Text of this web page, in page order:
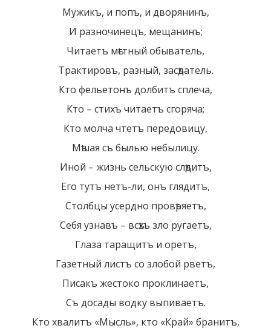
Мужикъ, и попъ, и дворянинъ,
И разночинецъ, мещанинъ;
Читаетъ мѣстный обыватель,
Трактировъ, разный, засѣдатель.
Кто фельетонъ долбитъ сплеча,
Кто – стихъ читаетъ сгоряча;
Кто молча чтетъ передовицу,
Мѣшая съ былью небылицу.
Иной – жизнь сельскую слѣдитъ,
Его тутъ нетъ-ли, онъ глядитъ,
Столбцы усердно провѣряетъ,
Себя узнавъ – всѣхъ зло ругаетъ,
Глаза таращитъ и оретъ,
Газетный листъ со злобой рветъ,
Писакъ жестоко проклинаетъ,
Съ досады водку выпиваетъ.
Кто хвалитъ «Мысль», кто «Край» бранитъ,